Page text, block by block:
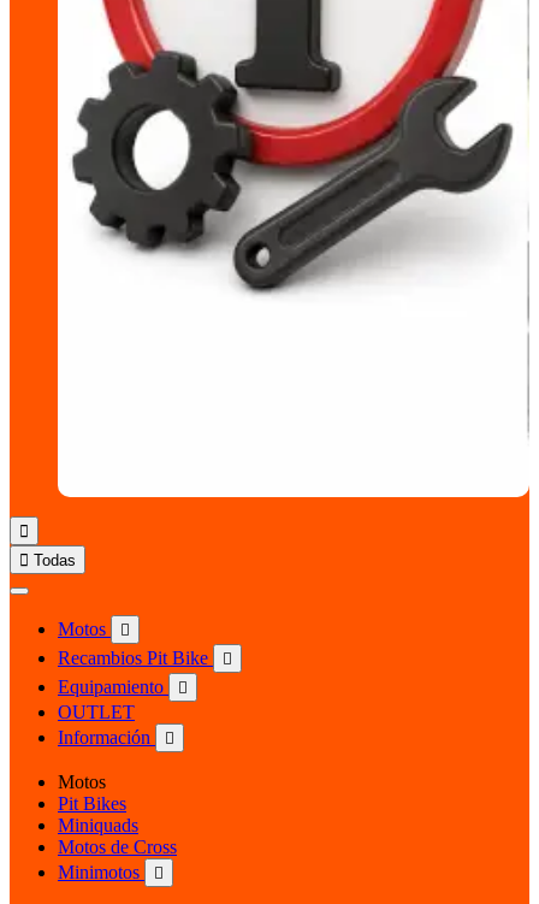

 Todas
Motos 
Recambios Pit Bike 
Equipamiento 
OUTLET
Información

Motos
Pit Bikes
Miniquads
Motos de Cross
Minimotos
